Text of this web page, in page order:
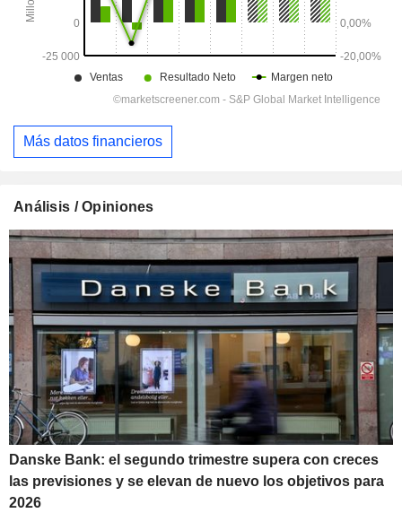
Más datos financieros
Análisis / Opiniones
Danske Bank: el segundo trimestre supera con creces
las previsiones y se elevan de nuevo los objetivos para
2026